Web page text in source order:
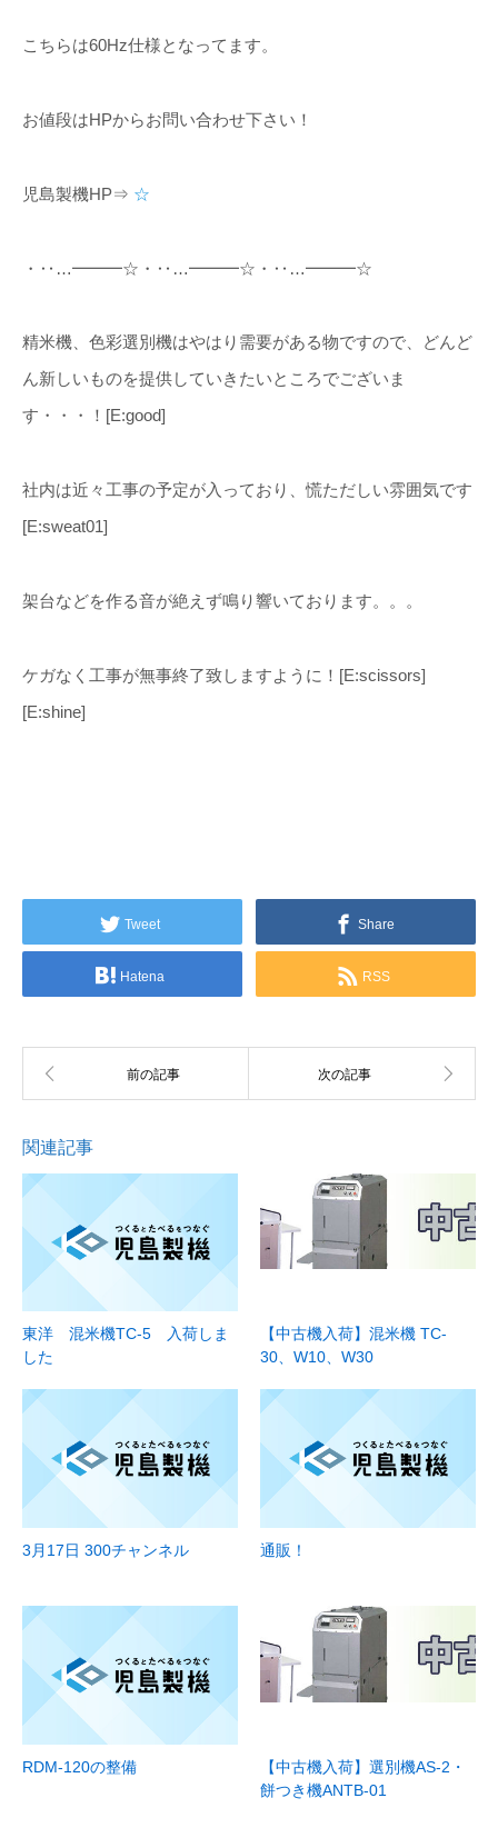
こちらは60Hz仕様となってます。
お値段はHPからお問い合わせ下さい！
児島製機HP⇒ ☆
・‥…━━━☆・‥…━━━☆・‥…━━━☆
精米機、色彩選別機はやはり需要がある物ですので、どんど
ん新しいものを提供していきたいところでございま
す・・・！[E:good]
社内は近々工事の予定が入っており、慌ただしい雰囲気です
[E:sweat01]
架台などを作る音が絶えず鳴り響いております。。。
ケガなく工事が無事終了致しますように！[E:scissors]
[E:shine]
Tweet Share
Hatena RSS
関連記事
東洋 混米機TC-5 入荷しま
した
【中古機入荷】混米機 TC-
30、W10、W30
3月17日 300チャンネル 通販！
RDM-120の整備
【中古機入荷】選別機AS-2・
餅つき機ANTB-01